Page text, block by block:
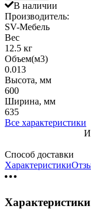
В наличии
Производитель:
SV-Мебель
Вес
12.5 кг
Объем(м3)
0.013
Высота, мм
600
Ширина, мм
635
Все характеристики
Способ доставки
Характеристики
Характеристики